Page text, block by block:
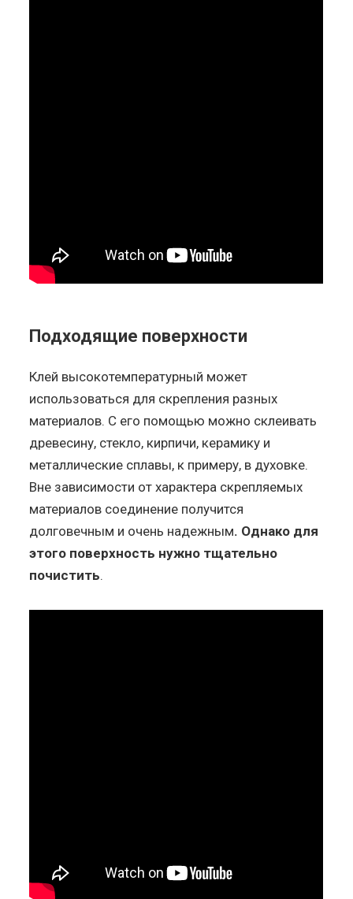
Подходящие поверхности
Клей высокотемпературный может
использоваться для скрепления разных
материалов. С его помощью можно склеивать
древесину, стекло, кирпичи, керамику и
металлические сплавы, к примеру, в духовке.
Вне зависимости от характера скрепляемых
материалов соединение получится
долговечным и очень надежным. Однако для
этого поверхность нужно тщательно
почистить.